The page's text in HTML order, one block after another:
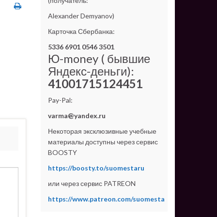
Alexander Demyanov)
Карточка Сбербанка:
5336 6901 0546 3501
Ю-money ( бывшие
Яндекс-деньги):
41001715124451
Pay-Pal:
varma@yandex.ru
Некоторая эксклюзивные учебные
материалы доступны через сервис
BOOSTY
https://boosty.to/suomestaru
или через сервис PATREON
https://www.patreon.com/suomesta